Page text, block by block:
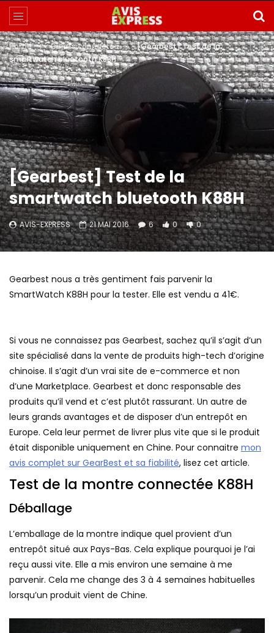
Home Objets connectés
[Gearbest] Test de la
smartwatch bluetooth K88H
[Gearbest] Test de la
smartwatch bluetooth K88H
AVIS-EXPRESS 21 MAI 2016 6 0 0
Gearbest nous a très gentiment fais parvenir la
SmartWatch K88H pour la tester. Elle est vendu a 41€.
Si vous ne connaissez pas Gearbest, sachez qu’il s’agit d’un
site spécialisé dans la vente de produits high-tech d’origine
chinoise. Il s’agit d’un vrai site de e-commerce et non
d’une Marketplace. Gearbest et donc responsable des
produits qu’il vend et c’est plutôt rassurant. Un autre de
leurs grands avantages et de disposer d’un entrepôt en
Europe. Cela leur permet de livrer plus vite que si le produit
était disponible uniquement en Chine. Pour connaitre mon
avis complet sur GearBest et sa fiabilité, lisez cet article.
Test de la montre connectée K88H
Déballage
L’emballage de la montre indique quel provient d’un
entrepôt situé aux Pays-Bas. Cela explique pourquoi je l’ai
reçu aussi vite. Elle a mis environ une semaine à me
parvenir. Cela me change des 3 à 4 semaines habituelles
lorsqu’un produit vient de Chine.